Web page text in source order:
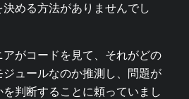
める方法がありませんでし
がコードを見て、それがどの
ジュールなのか推測し、問題が
判断することに頼っていまし